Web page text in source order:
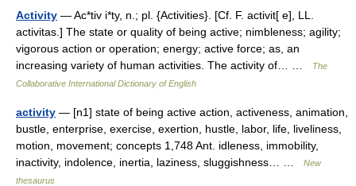
Activity — Ac*tiv i*ty, n.; pl. {Activities}. [Cf. F. activit[ e], LL.
activitas.] The state or quality of being active; nimbleness; agility;
vigorous action or operation; energy; active force; as, an
increasing variety of human activities. The activity of… …
The
Collaborative International Dictionary of English
activity — [n1] state of being active action, activeness, animation,
bustle, enterprise, exercise, exertion, hustle, labor, life, liveliness,
motion, movement; concepts 1,748 Ant. idleness, immobility,
inactivity, indolence, inertia, laziness, sluggishness… …
New
thesaurus